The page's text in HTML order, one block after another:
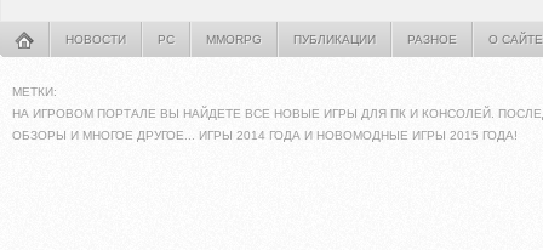
НОВОСТИ PC MMORPG ПУБЛИКАЦИИ РАЗНОЕ О САЙТЕ
МЕТКИ:
НА ИГРОВОМ ПОРТАЛЕ ВЫ НАЙДЕТЕ ВСЕ НОВЫЕ ИГРЫ ДЛЯ ПК И КОНСОЛЕЙ.
ОБЗОРЫ И МНОГОЕ ДРУГОЕ... ИГРЫ 2014 ГОДА И НОВОМОДНЫЕ ИГРЫ 2015 ГОДА!